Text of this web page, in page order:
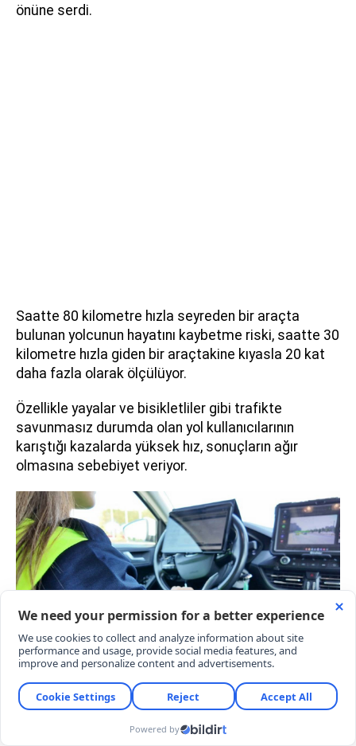
önüne serdi.
Saatte 80 kilometre hızla seyreden bir araçta
bulunan yolcunun hayatını kaybetme riski, saatte 30
kilometre hızla giden bir araçtakine kıyasla 20 kat
daha fazla olarak ölçülüyor.
Özellikle yayalar ve bisikletliler gibi trafikte
savunmasız durumda olan yol kullanıcılarının
karıştığı kazalarda yüksek hız, sonuçların ağır
olmasına sebebiyet veriyor.
50 KM HIZDA YAYANIN YAŞAMA ORANI
YÜZDE 10'A DÜŞÜYOR